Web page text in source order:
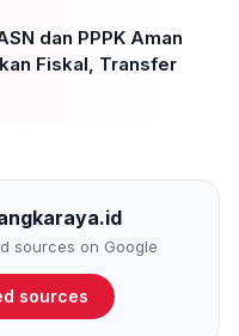
dan PPPK Aman
Fiskal, Transfer
sources on Google
sources